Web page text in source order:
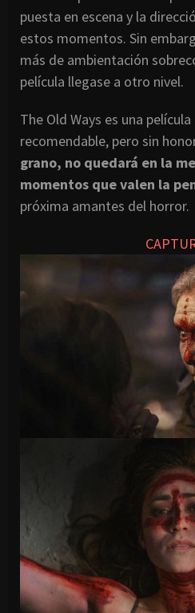
puesta en escena y la
estos momentos. Sin
más de ambientación
película llegase a otro nivel.
The Old Ways es una
recomendable, pero sin
grano, no quedará en la
momentos que valen la
próxima amantes del horror.